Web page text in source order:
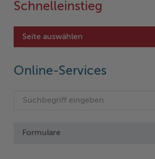
Schnelleinstieg
Seite auswählen
Online-Services
Formulare